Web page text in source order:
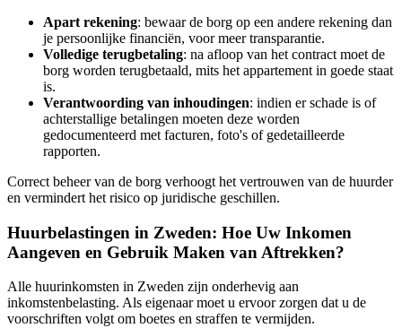
Apart rekening: bewaar de borg op een andere rekening dan
je persoonlijke financiën, voor meer transparantie.
Volledige terugbetaling: na afloop van het contract moet de
borg worden terugbetaald, mits het appartement in goede staat
is.
Verantwoording van inhoudingen: indien er schade is of
achterstallige betalingen moeten deze worden
gedocumenteerd met facturen, foto's of gedetailleerde
rapporten.
Correct beheer van de borg verhoogt het vertrouwen van de huurder
en vermindert het risico op juridische geschillen.
Huurbelastingen in Zweden: Hoe Uw Inkomen
Aangeven en Gebruik Maken van Aftrekken?
Alle huurinkomsten in Zweden zijn onderhevig aan
inkomstenbelasting. Als eigenaar moet u ervoor zorgen dat u de
voorschriften volgt om boetes en straffen te vermijden.